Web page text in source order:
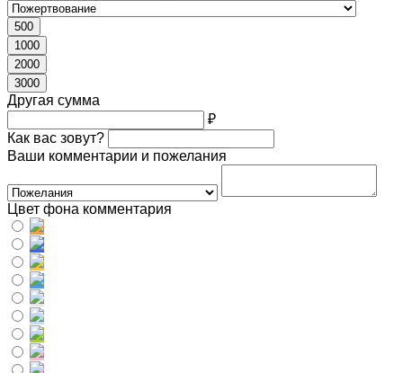
500
1000
2000
3000
Другая сумма
₽
Как вас зовут?
Ваши комментарии и пожелания
Цвет фона комментария